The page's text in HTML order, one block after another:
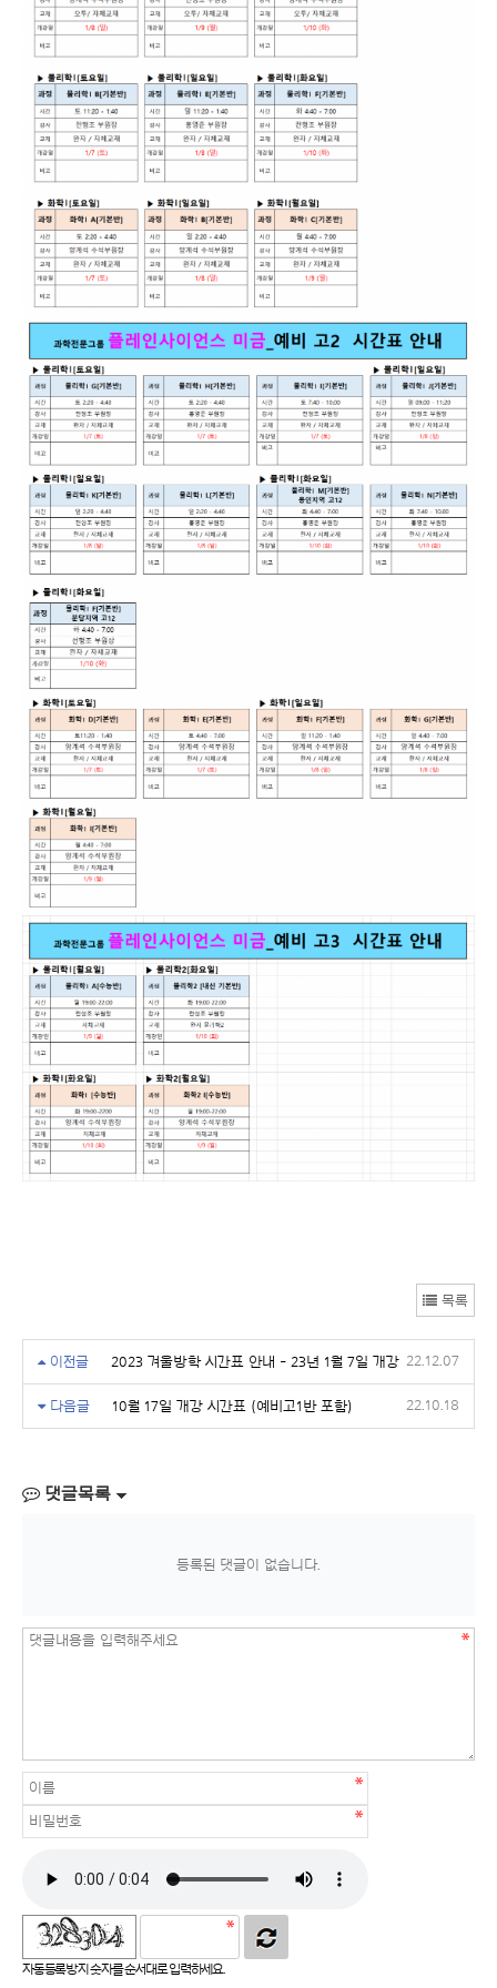
목록
이전글 2023 겨울방학 시간표 안내 - 23년 1월 7일 개강 22.12.07
다음글 10월 17일 개강 시간표 (예비고1반 포함) 22.10.18
댓글목록
등록된 댓글이 없습니다.
자동등록방지 숫자를 순서대로 입력하세요.